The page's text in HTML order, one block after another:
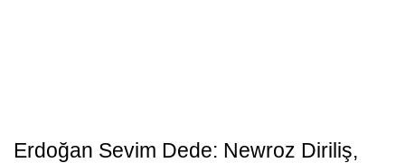
Erdoğan Sevim Dede: Newroz Diriliş,